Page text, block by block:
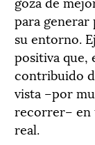
para generar
su entorno.
positiva que,
contribuido
vista –por
recorrer– en
real.